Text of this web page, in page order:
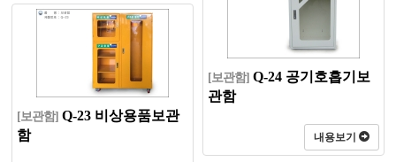
[보관함] Q-24 공기호흡기보
관함
내용보기
[보관함] Q-23 비상용품보관
함